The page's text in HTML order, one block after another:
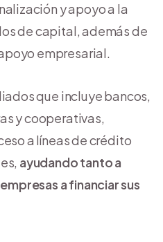
y apoyo a la
de capital, además de
empresarial.
que incluye bancos,
y cooperativas,
a líneas de crédito
ayudando tanto a
a financiar sus